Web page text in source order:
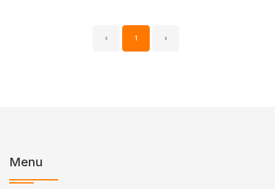
‹ 1 ›
Menu